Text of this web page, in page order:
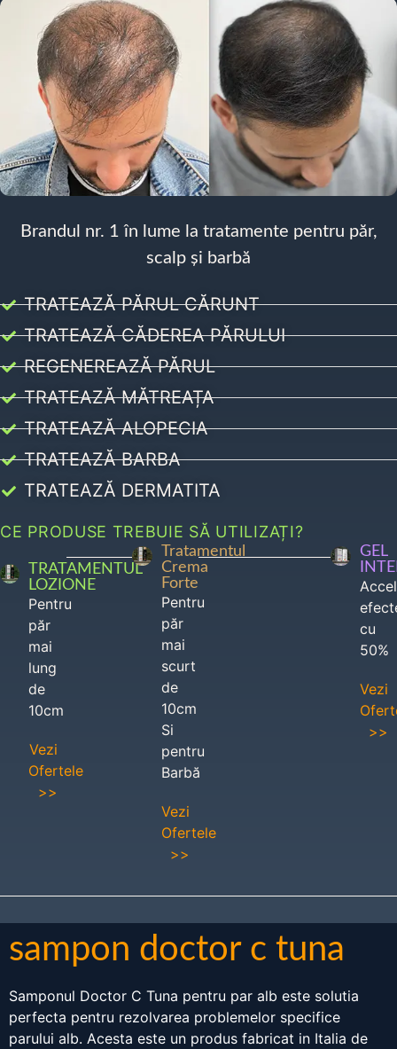
Brandul nr. 1 în lume la tratamente pentru păr,
scalp și barbă
TRATEAZĂ PĂRUL CĂRUNT
TRATEAZĂ CĂDEREA PĂRULUI
REGENEREAZĂ PĂRUL
TRATEAZĂ MĂTREAȚA
TRATEAZĂ ALOPECIA
TRATEAZĂ BARBA
TRATEAZĂ DERMATITA
CE PRODUSE TREBUIE SĂ UTILIZAȚI?
TRATAMENTUL
LOZIONE
Pentru
păr
mai
lung
de
10cm
Vezi
Ofertele
>>
Tratamentul
Crema
Forte
Pentru
păr
mai
scurt
de
10cm
Si
pentru
Barbă
Vezi
Ofertele
>>
GEL
cu
50%
Vezi
>>
sampon doctor c tuna
Samponul Doctor C Tuna pentru par alb este solutia
perfecta pentru rezolvarea problemelor specifice
parului alb. Acesta este un produs fabricat in Italia de